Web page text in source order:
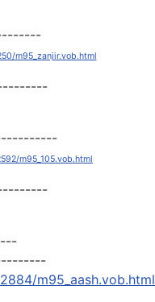
67mb --------
m95_zanjir.vob.html
77mb ----------
m95_105.vob.html
85mb --------
m95_aash.vob.html